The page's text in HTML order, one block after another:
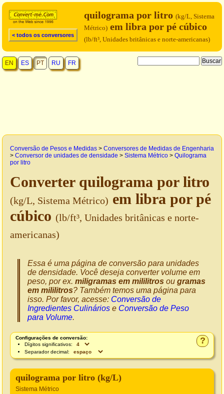
< todos os conversores
quilograma por litro (kg/L, Sistema
Métrico) em libra por pé cúbico
(lb/ft³, Unidades britânicas e norte-americanas)
EN ES PT RU FR
Conversão de Pesos e Medidas > Conversores de Medidas de Engenharia
> Conversor de unidades de densidade > Sistema Métrico > Quilograma
por litro
Converter quilograma por litro
(kg/L, Sistema Métrico) em libra por pé
cúbico (lb/ft³, Unidades britânicas e norte-
americanas)
Essa é uma página de conversão para unidades
de densidade. Você deseja converter volume em
peso, por ex. miligramas em mililitros ou gramas
em mililitros? Também temos uma página para
isso. Por favor, acesse: Conversão de
Ingredientes Culinários e Conversão de Peso
para Volume.
?
Configurações de conversão:
Dígitos significativos:
Separador decimal:
quilograma por litro (kg/L)
Sistema Métrico